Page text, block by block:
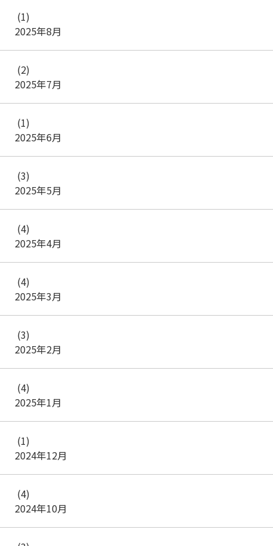
2025年8月
(1)
2025年7月
(2)
2025年6月
(1)
2025年5月
(3)
2025年4月
(4)
2025年3月
(4)
2025年2月
(3)
2025年1月
(4)
2024年12月
(1)
2024年10月
(4)